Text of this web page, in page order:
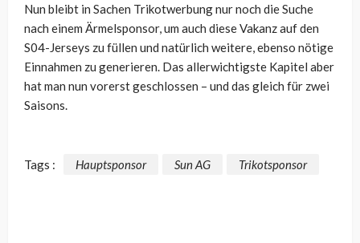
Nun bleibt in Sachen Trikotwerbung nur noch die Suche
nach einem Ärmelsponsor, um auch diese Vakanz auf den
S04-Jerseys zu füllen und natürlich weitere, ebenso nötige
Einnahmen zu generieren. Das allerwichtigste Kapitel aber
hat man nun vorerst geschlossen – und das gleich für zwei
Saisons.
Tags : Hauptsponsor Sun AG Trikotsponsor